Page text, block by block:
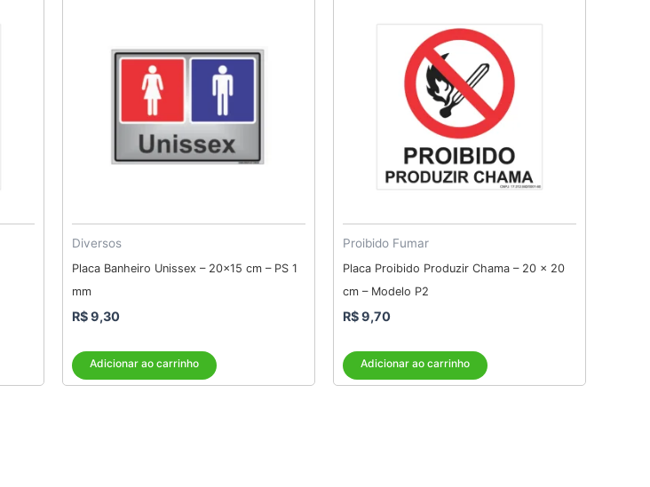
Diversos
Placa Banheiro Unissex – 20×15 cm – PS 1
mm
R$9,30
Adicionar ao carrinho
Proibido Fumar
Placa Proibido Produzir Chama – 20 x 20
cm – Modelo P2
R$9,70
Adicionar ao carrinho